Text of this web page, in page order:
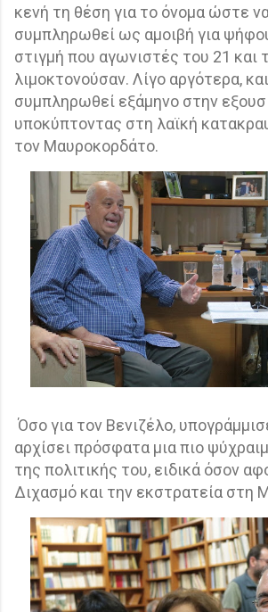
κενή τη θέση για το όνομα ώστε
συμπληρωθεί ως αμοιβή για
στιγμή που αγωνιστές του 21 και
λιμοκτονούσαν. Λίγο αργότερα,
συμπληρωθεί εξάμηνο στην
υποκύπτοντας στη λαϊκή
τον Μαυροκορδάτο.
Όσο για τον Βενιζέλο,
αρχίσει πρόσφατα μια πιο
της πολιτικής του, ειδικά όσον
Διχασμό και την εκστρατεία στη